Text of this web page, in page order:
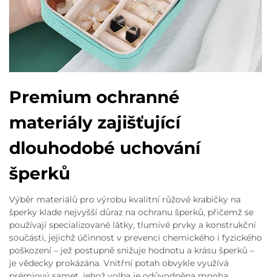
Premium ochranné
materiály zajišťující
dlouhodobé uchování
šperků
Výběr materiálů pro výrobu kvalitní růžové krabičky na
šperky klade nejvyšší důraz na ochranu šperků, přičemž se
používají specializované látky, tlumivé prvky a konstrukční
součásti, jejichž účinnost v prevenci chemického i fyzického
poškození – jež postupně snižuje hodnotu a krásu šperků –
je vědecky prokázána. Vnitřní potah obvykle využívá